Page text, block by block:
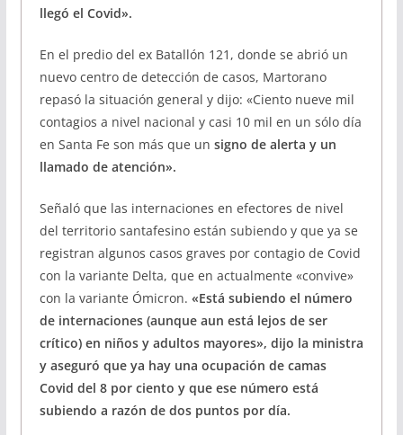
llegó el Covid».
En el predio del ex Batallón 121, donde se abrió un
nuevo centro de detección de casos, Martorano
repasó la situación general y dijo: «Ciento nueve mil
contagios a nivel nacional y casi 10 mil en un sólo día
en Santa Fe son más que un signo de alerta y un
llamado de atención».
Señaló que las internaciones en efectores de nivel
del territorio santafesino están subiendo y que ya se
registran algunos casos graves por contagio de Covid
con la variante Delta, que en actualmente «convive»
con la variante Ómicron. «Está subiendo el número
de internaciones (aunque aun está lejos de ser
crítico) en niños y adultos mayores», dijo la ministra
y aseguró que ya hay una ocupación de camas
Covid del 8 por ciento y que ese número está
subiendo a razón de dos puntos por día.